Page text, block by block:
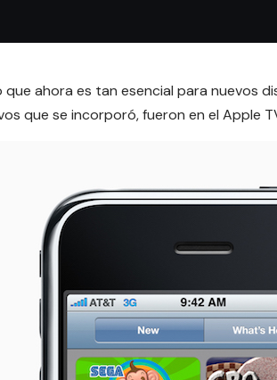
que ahora es tan esencial para nuevos
que se incorporó, fueron en el Apple